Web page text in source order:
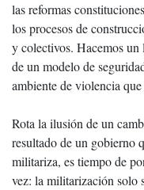
las reformas
los procesos de
y colectivos. Hacemos
de un modelo de
ambiente de violencia
Rota la ilusión de un
resultado de un gobierno
militariza, es tiempo de
vez: la militarización solo